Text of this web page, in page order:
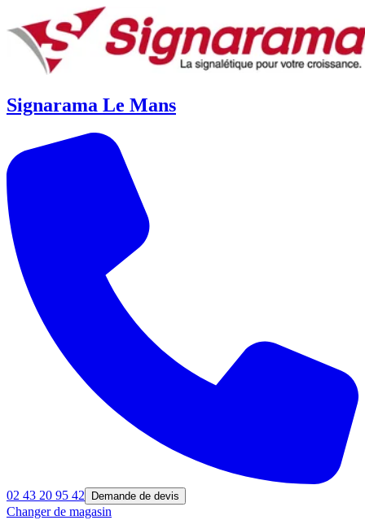
Signarama Le Mans
02 43 20 95 42 Demande de devis
Changer de magasin